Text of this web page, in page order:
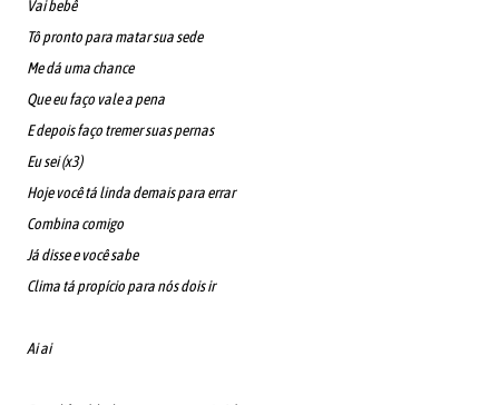
Vai bebê
Tô pronto para matar sua sede
Me dá uma chance
Que eu faço vale a pena
E depois faço tremer suas pernas
Eu sei (x3)
Hoje você tá linda demais para errar
Combina comigo
Já disse e você sabe
Clima tá propício para nós dois ir
Ai ai